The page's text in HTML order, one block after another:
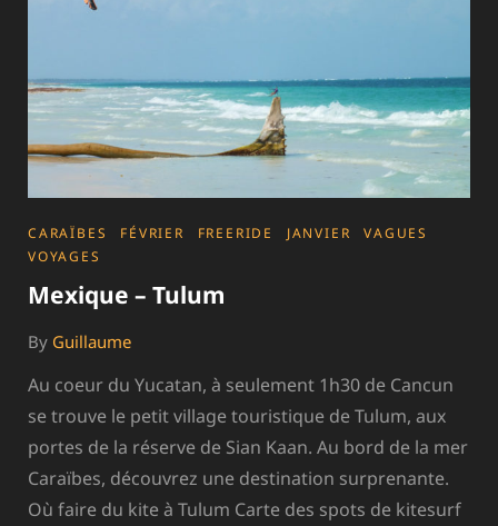
CATEGORIES
CARAÏBES FÉVRIER FREERIDE JANVIER
VAGUES
VOYAGES
Mexique – Tulum
By Guillaume
Au coeur du Yucatan, à seulement 1h30 de Cancun
se trouve le petit village touristique de Tulum, aux
portes de la réserve de Sian Kaan. Au bord de la mer
Caraïbes, découvrez une destination surprenante.
Où faire du kite à Tulum Carte des spots de kitesurf